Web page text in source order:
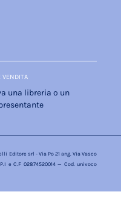
VENDITA
una libreria o un
Editore srl - Via Po 21 ang. Via Vasco
e C.F 02874520014 — Cod. univoco